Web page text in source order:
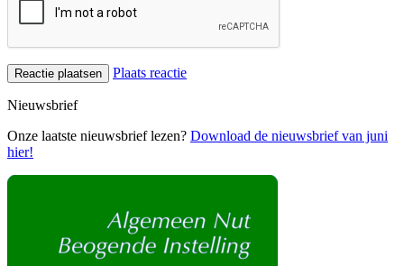
Plaats reactie
Nieuwsbrief
Onze laatste nieuwsbrief lezen? Download de nieuwsbrief van juni
hier!